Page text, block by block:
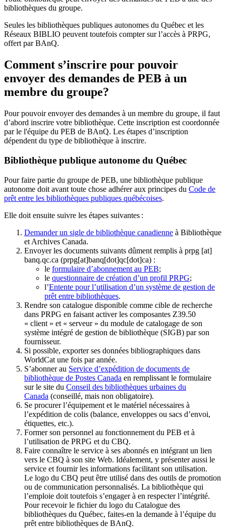
bibliothèques du groupe.
Seules les bibliothèques publiques autonomes du Québec et les
Réseaux BIBLIO peuvent toutefois compter sur l’accès à PRPG,
offert par BAnQ.
Comment s’inscrire pour pouvoir
envoyer des demandes de PEB à un
membre du groupe?
Pour pouvoir envoyer des demandes à un membre du groupe, il faut
d’abord inscrire votre bibliothèque. Cette inscription est coordonnée
par le l'équipe du PEB de BAnQ. Les étapes d’inscription
dépendent du type de bibliothèque à inscrire.
Bibliothèque publique autonome du Québec
Pour faire partie du groupe de PEB, une bibliothèque publique
autonome doit avant toute chose adhérer aux principes du Code de
prêt entre les bibliothèques publiques québécoises.
Elle doit ensuite suivre les étapes suivantes :
Demander un sigle de bibliothèque canadienne à Bibliothèque
et Archives Canada.
Envoyer les documents suivants dûment remplis à prpg [at]
banq.qc.ca (prpg[at]banq[dot]qc[dot]ca) :
le formulaire d’abonnement au PEB;
le questionnaire de création d’un profil PRPG;
l’Entente pour l’utilisation d’un système de gestion de
prêt entre bibliothèques.
Rendre son catalogue disponible comme cible de recherche
dans PRPG en faisant activer les composantes Z39.50
« client » et « serveur » du module de catalogage de son
système intégré de gestion de bibliothèque (SIGB) par son
fournisseur.
Si possible, exporter ses données bibliographiques dans
WorldCat une fois par année.
S’abonner au Service d’expédition de documents de
bibliothèque de Postes Canada en remplissant le formulaire
sur le site du Conseil des bibliothèques urbaines du
Canada (conseillé, mais non obligatoire).
Se procurer l’équipement et le matériel nécessaires à
l’expédition de colis (balance, enveloppes ou sacs d’envoi,
étiquettes, etc.).
Former son personnel au fonctionnement du PEB et à
l’utilisation de PRPG et du CBQ.
Faire connaître le service à ses abonnés en intégrant un lien
vers le CBQ à son site Web. Idéalement, y présenter aussi le
service et fournir les informations facilitant son utilisation.
Le logo du CBQ peut être utilisé dans des outils de promotion
ou de communication personnalisés. La bibliothèque qui
l’emploie doit toutefois s’engager à en respecter l’intégrité.
Pour recevoir le fichier du logo du Catalogue des
bibliothèques du Québec, faites-en la demande à l’équipe du
prêt entre bibliothèques de BAnQ.